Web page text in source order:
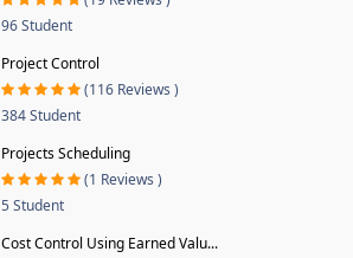
96 Student
Project Control
(116 Reviews )
384 Student
Projects Scheduling
(1 Reviews )
5 Student
Cost Control Using Earned Valu...